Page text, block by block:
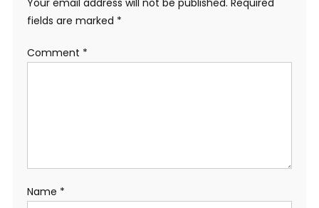
fields are marked *
Comment *
Name *